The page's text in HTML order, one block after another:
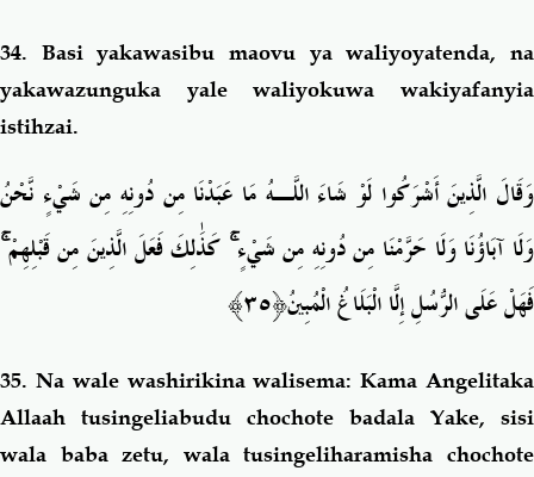
34. Basi yakawasibu maovu ya waliyoyatenda, na
yakawazunguka yale waliyokuwa wakiyafanyia
istihzai.
وَقَالَ الَّذِينَ أَشْرَكُوا لَوْ شَاءَ اللَّـهُ مَا عَبَدْنَا مِن دُونِهِ مِن شَيْءٍ نَّحْنُ
وَلَا آبَاؤُنَا وَلَا حَرَّمْنَا مِن دُونِهِ مِن شَيْءٍۚ كَذَٰلِكَ فَعَلَ الَّذِينَ مِن قَبْلِهِمْۚ
فَهَلْ عَلَى الرُّسُلِ إِلَّا الْبَلَاغُ الْمُبِينُ﴿٣٥﴾
35. Na wale washirikina walisema: Kama Angelitaka
Allaah tusingeliabudu chochote badala Yake, sisi
wala baba zetu, wala tusingeliharamisha chochote